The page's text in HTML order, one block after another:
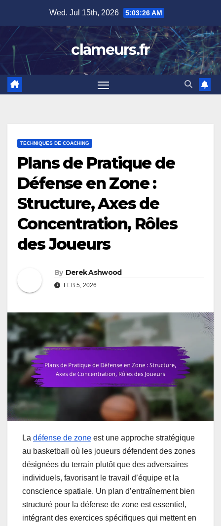
content
Wed. Jul 15th, 2026 5:03:27 AM
clameurs.fr
TECHNIQUES DE COACHING
Plans de Pratique de
Défense en Zone :
Structure, Axes de
Concentration, Rôles
des Joueurs
By Derek Ashwood
FEB 5, 2026
La défense de zone est une approche stratégique
au basketball où les joueurs défendent des zones
désignées du terrain plutôt que des adversaires
individuels, favorisant le travail d’équipe et la
conscience spatiale. Un plan d’entraînement bien
structuré pour la défense de zone est essentiel,
intégrant des exercices spécifiques qui mettent en